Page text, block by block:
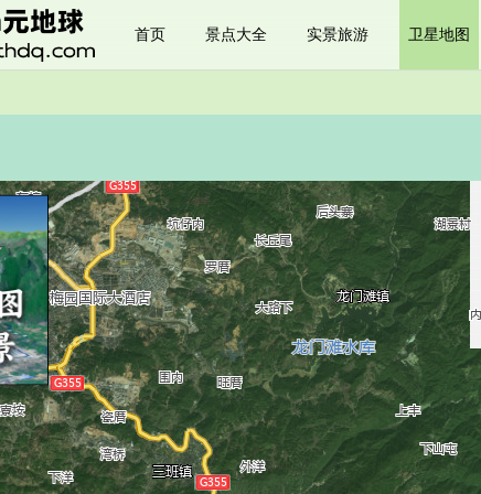
首页 景点大全 实景旅游 卫星地图